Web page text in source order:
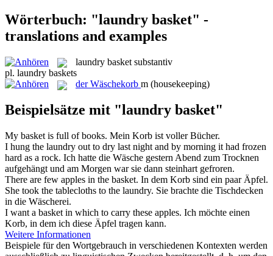
Wörterbuch: "laundry basket" -
translations and examples
laundry basket substantiv
pl. laundry baskets
derWäschekorb m (housekeeping)
Beispielsätze mit "laundry basket"
My basket is full of books. Mein Korb ist voller Bücher.
I hung the laundry out to dry last night and by morning it had frozen
hard as a rock. Ich hatte die Wäsche gestern Abend zum Trocknen
aufgehängt und am Morgen war sie dann steinhart gefroren.
There are few apples in the basket. In dem Korb sind ein paar Äpfel.
She took the tablecloths to the laundry. Sie brachte die Tischdecken
in die Wäscherei.
I want a basket in which to carry these apples. Ich möchte einen
Korb, in dem ich diese Äpfel tragen kann.
Weitere Informationen
Beispiele für den Wortgebrauch in verschiedenen Kontexten werden